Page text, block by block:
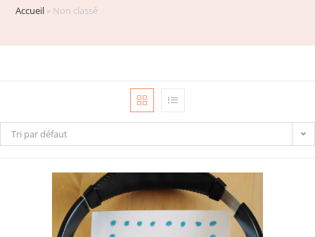
Accueil » Non classé
Tri par défaut